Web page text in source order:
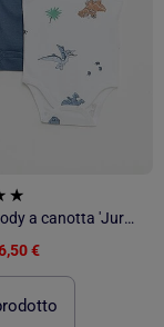
Set di 2 body a canotta 'Jurassic World'
€